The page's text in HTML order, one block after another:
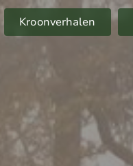
Kroonverhalen